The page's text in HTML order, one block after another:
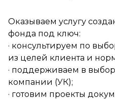
Оказываем услугу
фонда под ключ:
· консультируем по
из целей клиента и
· поддерживаем в
компании (УК);
· готовим проекты